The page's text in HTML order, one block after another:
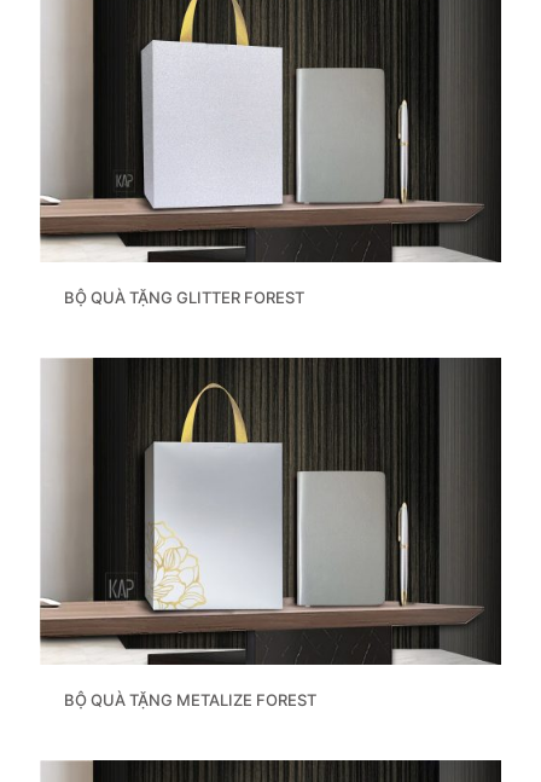
BỘ QUÀ TẶNG GLITTER FOREST
BỘ QUÀ TẶNG METALIZE FOREST